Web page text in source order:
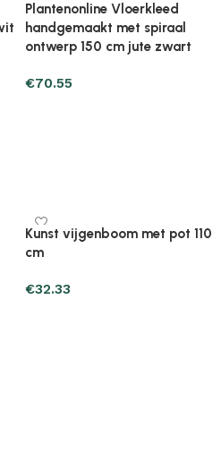
Add to cart
Kunst vijgenboom met pot 110